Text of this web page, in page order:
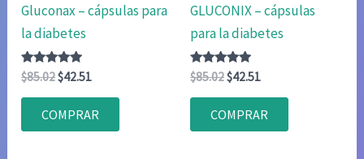
Gluconax – cápsulas para
la diabetes
Valorado
con
4.75
de 5
$85.02El
original
era:
$42.51El
actual
es:
COMPRAR
GLUCONIX – cápsulas
para la diabetes
Valorado
con
4.75
$85.02El
original
era:
$42.51El
actual
es:
COMPRAR